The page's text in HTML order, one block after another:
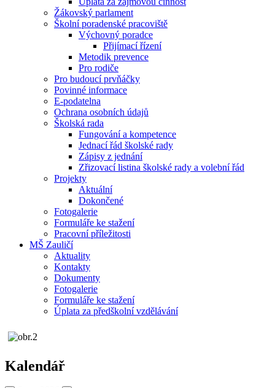
Žákovský parlament
Školní poradenské pracoviště
Výchovný poradce
Přijímací řízení
Metodik prevence
Pro rodiče
Pro budoucí prvňáčky
Povinné informace
E-podatelna
Ochrana osobních údajů
Školská rada
Fungování a kompetence
Jednací řád školské rady
Zápisy z jednání
Zřizovací listina školské rady a volební řád
Projekty
Aktuální
Dokončené
Fotogalerie
Formuláře ke stažení
Pracovní příležitosti
MŠ Zauličí
Aktuality
Kontakty
Dokumenty
Fotogalerie
Formuláře ke stažení
Úplata za předškolní vzdělávání
Kalendář